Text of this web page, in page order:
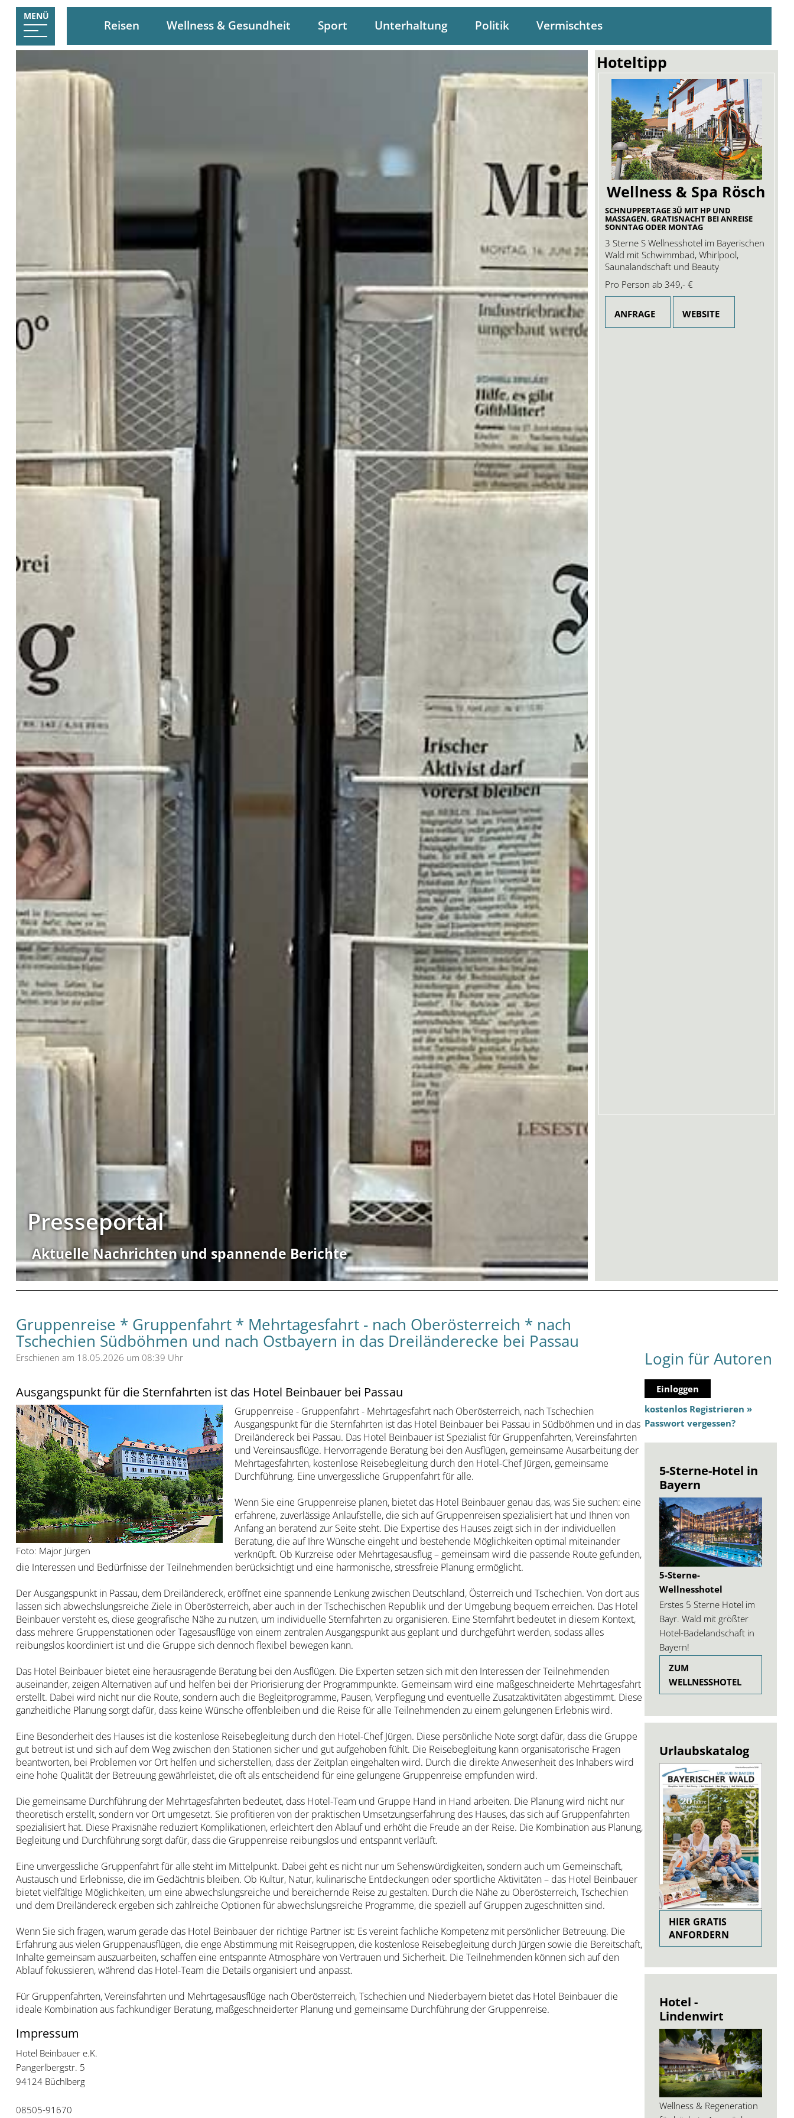
MENÜ
Presseportal
Aktuelle Nachrichten und spannende Berichte
Hoteltipp
Wellness & Spa Rösch
SCHNUPPERTAGE 3Ü MIT HP UND
MASSAGEN, GRATISNACHT BEI ANREISE
SONNTAG ODER MONTAG
3 Sterne S Wellnesshotel im Bayerischen
Wald mit Schwimmbad, Whirlpool,
Saunalandschaft und Beauty
Pro Person ab 349,- €
ANFRAGE WEBSITE
Reisen Wellness & Gesundheit Sport Unterhaltung Politik Vermischtes
Gruppenreise * Gruppenfahrt * Mehrtagesfahrt - nach Oberösterreich * nach
Tschechien Südböhmen und nach Ostbayern in das Dreiländerecke bei Passau
Erschienen am 18.05.2026 um 08:39 Uhr
Ausgangspunkt für die Sternfahrten ist das Hotel Beinbauer bei Passau
Foto: Major Jürgen
Gruppenreise - Gruppenfahrt - Mehrtagesfahrt nach Oberösterreich, nach Tschechien
Ausgangspunkt für die Sternfahrten ist das Hotel Beinbauer bei Passau in Südböhmen und in das
Dreiländereck bei Passau. Das Hotel Beinbauer ist Spezialist für Gruppenfahrten, Vereinsfahrten
und Vereinsausflüge. Hervorragende Beratung bei den Ausflügen, gemeinsame Ausarbeitung der
Mehrtagesfahrten, kostenlose Reisebegleitung durch den Hotel-Chef Jürgen, gemeinsame
Durchführung. Eine unvergessliche Gruppenfahrt für alle.
Wenn Sie eine Gruppenreise planen, bietet das Hotel Beinbauer genau das, was Sie suchen: eine
erfahrene, zuverlässige Anlaufstelle, die sich auf Gruppenreisen spezialisiert hat und Ihnen von
Anfang an beratend zur Seite steht. Die Expertise des Hauses zeigt sich in der individuellen
Beratung, die auf Ihre Wünsche eingeht und bestehende Möglichkeiten optimal miteinander
verknüpft. Ob Kurzreise oder Mehrtagesausflug – gemeinsam wird die passende Route gefunden,
die Interessen und Bedürfnisse der Teilnehmenden berücksichtigt und eine harmonische, stressfreie Planung ermöglicht.
Der Ausgangspunkt in Passau, dem Dreiländereck, eröffnet eine spannende Lenkung zwischen Deutschland, Österreich und Tschechien. Von dort aus
lassen sich abwechslungsreiche Ziele in Oberösterreich, aber auch in der Tschechischen Republik und der Umgebung bequem erreichen. Das Hotel
Beinbauer versteht es, diese geografische Nähe zu nutzen, um individuelle Sternfahrten zu organisieren. Eine Sternfahrt bedeutet in diesem Kontext,
dass mehrere Gruppenstationen oder Tagesausflüge von einem zentralen Ausgangspunkt aus geplant und durchgeführt werden, sodass alles
reibungslos koordiniert ist und die Gruppe sich dennoch flexibel bewegen kann.
Das Hotel Beinbauer bietet eine herausragende Beratung bei den Ausflügen. Die Experten setzen sich mit den Interessen der Teilnehmenden
auseinander, zeigen Alternativen auf und helfen bei der Priorisierung der Programmpunkte. Gemeinsam wird eine maßgeschneiderte Mehrtagesfahrt
erstellt. Dabei wird nicht nur die Route, sondern auch die Begleitprogramme, Pausen, Verpflegung und eventuelle Zusatzaktivitäten abgestimmt. Diese
ganzheitliche Planung sorgt dafür, dass keine Wünsche offenbleiben und die Reise für alle Teilnehmenden zu einem gelungenen Erlebnis wird.
Eine Besonderheit des Hauses ist die kostenlose Reisebegleitung durch den Hotel-Chef Jürgen. Diese persönliche Note sorgt dafür, dass die Gruppe
gut betreut ist und sich auf dem Weg zwischen den Stationen sicher und gut aufgehoben fühlt. Die Reisebegleitung kann organisatorische Fragen
beantworten, bei Problemen vor Ort helfen und sicherstellen, dass der Zeitplan eingehalten wird. Durch die direkte Anwesenheit des Inhabers wird
eine hohe Qualität der Betreuung gewährleistet, die oft als entscheidend für eine gelungene Gruppenreise empfunden wird.
Die gemeinsame Durchführung der Mehrtagesfahrten bedeutet, dass Hotel-Team und Gruppe Hand in Hand arbeiten. Die Planung wird nicht nur
theoretisch erstellt, sondern vor Ort umgesetzt. Sie profitieren von der praktischen Umsetzungserfahrung des Hauses, das sich auf Gruppenfahrten
spezialisiert hat. Diese Praxisnähe reduziert Komplikationen, erleichtert den Ablauf und erhöht die Freude an der Reise. Die Kombination aus Planung,
Begleitung und Durchführung sorgt dafür, dass die Gruppenreise reibungslos und entspannt verläuft.
Eine unvergessliche Gruppenfahrt für alle steht im Mittelpunkt. Dabei geht es nicht nur um Sehenswürdigkeiten, sondern auch um Gemeinschaft,
Austausch und Erlebnisse, die im Gedächtnis bleiben. Ob Kultur, Natur, kulinarische Entdeckungen oder sportliche Aktivitäten – das Hotel Beinbauer
bietet vielfältige Möglichkeiten, um eine abwechslungsreiche und bereichernde Reise zu gestalten. Durch die Nähe zu Oberösterreich, Tschechien
und dem Dreiländereck ergeben sich zahlreiche Optionen für abwechslungsreiche Programme, die speziell auf Gruppen zugeschnitten sind.
Wenn Sie sich fragen, warum gerade das Hotel Beinbauer der richtige Partner ist: Es vereint fachliche Kompetenz mit persönlicher Betreuung. Die
Erfahrung aus vielen Gruppenausflügen, die enge Abstimmung mit Reisegruppen, die kostenlose Reisebegleitung durch Jürgen sowie die Bereitschaft,
Inhalte gemeinsam auszuarbeiten, schaffen eine entspannte Atmosphäre von Vertrauen und Sicherheit. Die Teilnehmenden können sich auf den
Ablauf fokussieren, während das Hotel-Team die Details organisiert und anpasst.
Für Gruppenfahrten, Vereinsfahrten und Mehrtagesausflüge nach Oberösterreich, Tschechien und Niederbayern bietet das Hotel Beinbauer die
ideale Kombination aus fachkundiger Beratung, maßgeschneiderter Planung und gemeinsame Durchführung der Gruppenreise.
Impressum
Hotel Beinbauer e.K.
Pangerlbergstr. 5
94124 Büchlberg
08505-91670
Login für Autoren
Einloggen
kostenlos Registrieren »
Passwort vergessen?
5-Sterne-Hotel in
Bayern
5-Sterne-
Wellnesshotel
Erstes 5 Sterne Hotel im
Bayr. Wald mit größter
Hotel-Badelandschaft in
Bayern!
ZUM
WELLNESSHOTEL
Urlaubskatalog
HIER GRATIS
ANFORDERN
Hotel -
Lindenwirt
Wellness & Regeneration